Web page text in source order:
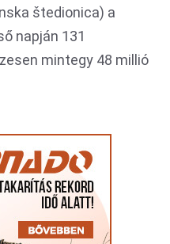
štedionica) a
napján 131
mintegy 48 millió